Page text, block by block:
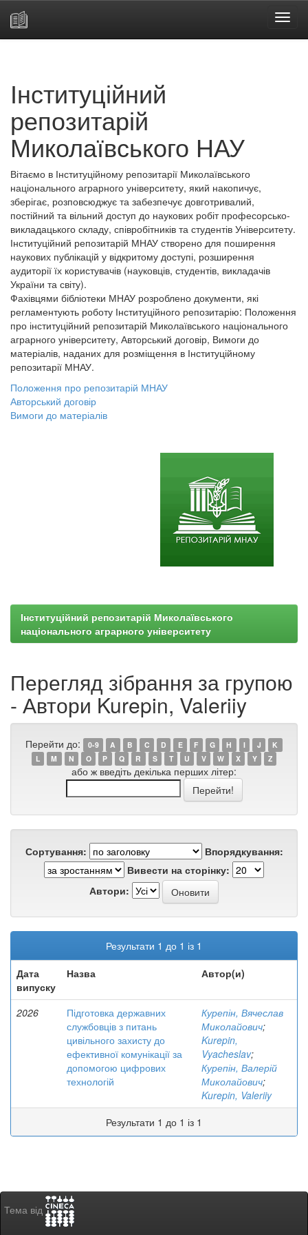
Інституційний
репозитарій
Миколаївського НАУ
Вітаємо в Інституційному репозитарії Миколаївського
національного аграрного університету, який накопичує,
зберігає, розповсюджує та забезпечує довготривалий,
постійний та вільний доступ до наукових робіт професорсько-
викладацького складу, співробітників та студентів Університету.
Інституційний репозитарій МНАУ створено для поширення
наукових публікацій у відкритому доступі, розширення
аудиторії їх користувачів (науковців, студентів, викладачів
України та світу).
Фахівцями бібліотеки МНАУ розроблено документи, які
регламентують роботу Інституційного репозитарію: Положення
про інституційний репозитарій Миколаївського національного
аграрного університету, Авторський договір, Вимоги до
матеріалів, наданих для розміщення в Інституційному
репозитарії МНАУ.
Положення про репозитарій МНАУ
Авторський договір
Вимоги до матеріалів
Інституційний репозитарій Миколаївського
національного аграрного університету
Перегляд зібрання за групою
- Автори Kurepin, Valeriiy
Перейти до: 0-9 A B C D E F G H I J
K
L
M N O P Q R S T U V W X Y Z
або ж введіть декілька перших літер:
Сортування:
Впорядкування:
Вивести на сторінку:
Автори:
Результати 1 до 1 із 1
Дата
випуску
Назва Автор(и)
2026
Підготовка державних
службовців з питань
цивільного захисту до
ефективної комунікації за
допомогою цифрових
технологій
Курепін, Вячеслав
Миколайович;
Kurepin,
Vyacheslav;
Курепін, Валерій
Миколайович;
Kurepin, Valeriiy
Результати 1 до 1 із 1
Тема від